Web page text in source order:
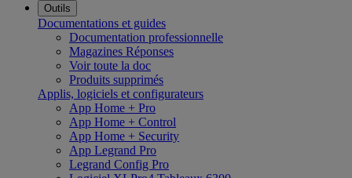
Outils
Documentations et guides
Documentation professionnelle
Magazines Réponses
Voir toute la doc
Produits supprimés
Applis, logiciels et configurateurs
App Home + Pro
App Home + Control
App Home + Security
App Legrand Pro
Legrand Config Pro